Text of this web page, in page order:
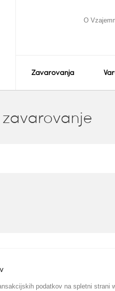
Zavarovanja
O
podatkov na spletni strani